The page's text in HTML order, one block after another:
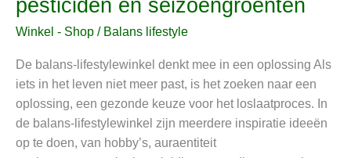
pesticiden en seizoengroenten
Winkel - Shop / Balans lifestyle
De balans-lifestylewinkel denkt mee in een oplossing Als
iets in het leven niet meer past, is het zoeken naar een
oplossing, een gezonde keuze voor het loslaatproces. In
de balans-lifestylewinkel zijn meerdere inspiratie ideeën
op te doen, van hobby’s, auraentiteit
mee
in
zorgkosten,
familieconflicten,
pesticiden